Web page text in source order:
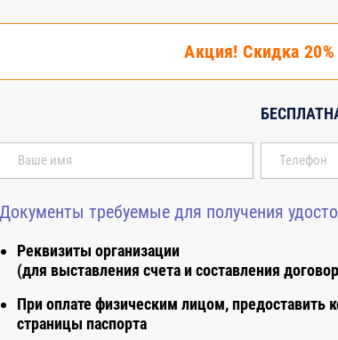
Акция! Скидка
Документы требуемые для получения
Реквизиты организации
(для выставления счета и составления
При оплате физическим лицом, предоставить
страницы паспорта